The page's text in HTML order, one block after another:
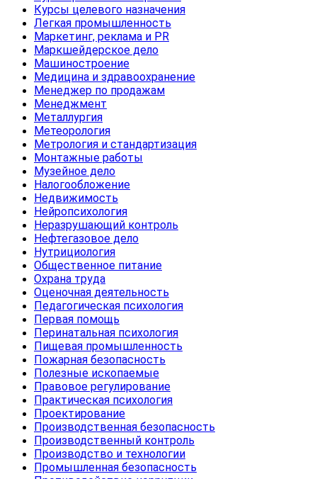
Курсы целевого назначения
Легкая промышленность
Маркетинг, реклама и PR
Маркшейдерское дело
Машиностроение
Медицина и здравоохранение
Менеджер по продажам
Менеджмент
Металлургия
Метеорология
Метрология и стандартизация
Монтажные работы
Музейное дело
Налогообложение
Недвижимость
Нейропсихология
Неразрушающий контроль
Нефтегазовое дело
Нутрициология
Общественное питание
Охрана труда
Оценочная деятельность
Педагогическая психология
Первая помощь
Перинатальная психология
Пищевая промышленность
Пожарная безопасность
Полезные ископаемые
Правовое регулирование
Практическая психология
Проектирование
Производственная безопасность
Производственный контроль
Производство и технологии
Промышленная безопасность